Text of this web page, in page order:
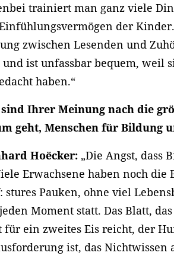
trainiert man ganz viele
der
zwischen Lesenden und
und ist unfassbar bequem, weil
haben.“
sind Ihrer Meinung nach die
geht, Menschen für Bildung
Hoëcker: „Die Angst, dass
Erwachsene haben noch
stures Pauken, ohne viel
Moment statt. Das Blatt,
für ein zweites Eis reicht, der
ist, das Nichtwissen